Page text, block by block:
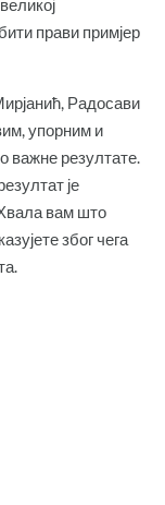
прави примјер
Радосави
упорним и
важне резултате.
је
вам што
због чега